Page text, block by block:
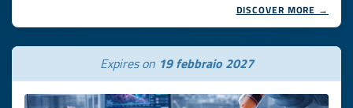
DISCOVER MORE →
Expires on 19 febbraio 2027